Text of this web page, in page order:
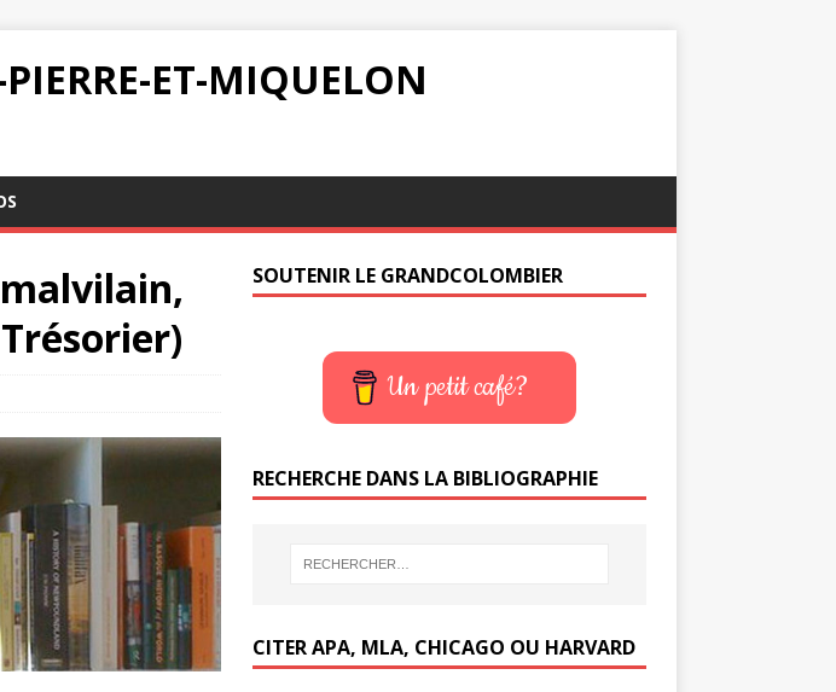
ET-MIQUELON
SOUTENIR LE GRANDCOLOMBIER
Un petit café?
RECHERCHE DANS LA BIBLIOGRAPHIE
CITER APA, MLA, CHICAGO OU HARVARD